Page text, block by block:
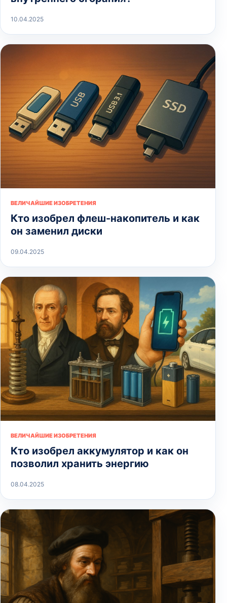
10.04.2025
ВЕЛИЧАЙШИЕ ИЗОБРЕТЕНИЯ
Кто изобрел флеш-накопитель и как
он заменил диски
09.04.2025
ВЕЛИЧАЙШИЕ ИЗОБРЕТЕНИЯ
Кто изобрел аккумулятор и как он
позволил хранить энергию
08.04.2025